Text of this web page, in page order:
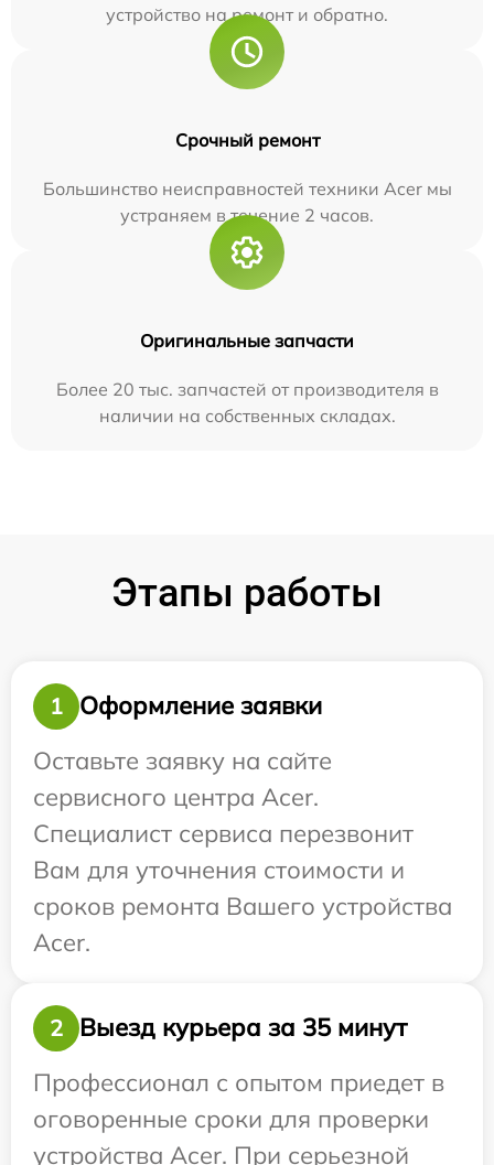
устройство на ремонт и обратно.
Срочный ремонт
Большинство неисправностей техники Acer мы
устраняем в течение 2 часов.
Оригинальные запчасти
Более 20 тыс. запчастей от производителя в
наличии на собственных складах.
Этапы работы
1
Оформление заявки
Оставьте заявку на сайте
сервисного центра Acer.
Специалист сервиса перезвонит
Вам для уточнения стоимости и
сроков ремонта Вашего устройства
Acer.
2
Выезд курьера за 35 минут
Профессионал с опытом приедет в
оговоренные сроки для проверки
устройства Acer. При серьезной